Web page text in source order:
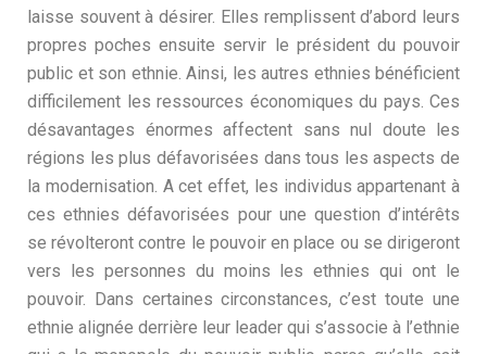
laisse souvent à désirer. Elles remplissent d’abord leurs
propres poches ensuite servir le président du pouvoir
public et son ethnie. Ainsi, les autres ethnies bénéficient
difficilement les ressources économiques du pays. Ces
désavantages énormes affectent sans nul doute les
régions les plus défavorisées dans tous les aspects de
la modernisation. A cet effet, les individus appartenant à
ces ethnies défavorisées pour une question d’intérêts
se révolteront contre le pouvoir en place ou se dirigeront
vers les personnes du moins les ethnies qui ont le
pouvoir. Dans certaines circonstances, c’est toute une
ethnie alignée derrière leur leader qui s’associe à l’ethnie